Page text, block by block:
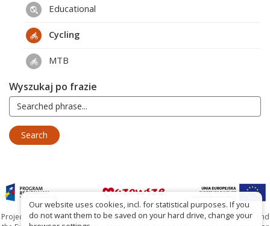
Educational
Cycling
MTB
Wyszukaj po frazie
Project co-financed by the Marshal's Office of the Mazowieckie Voivodship and
Our website uses cookies, incl. for statistical purposes. If you
do not want them to be saved on your hard drive, change your